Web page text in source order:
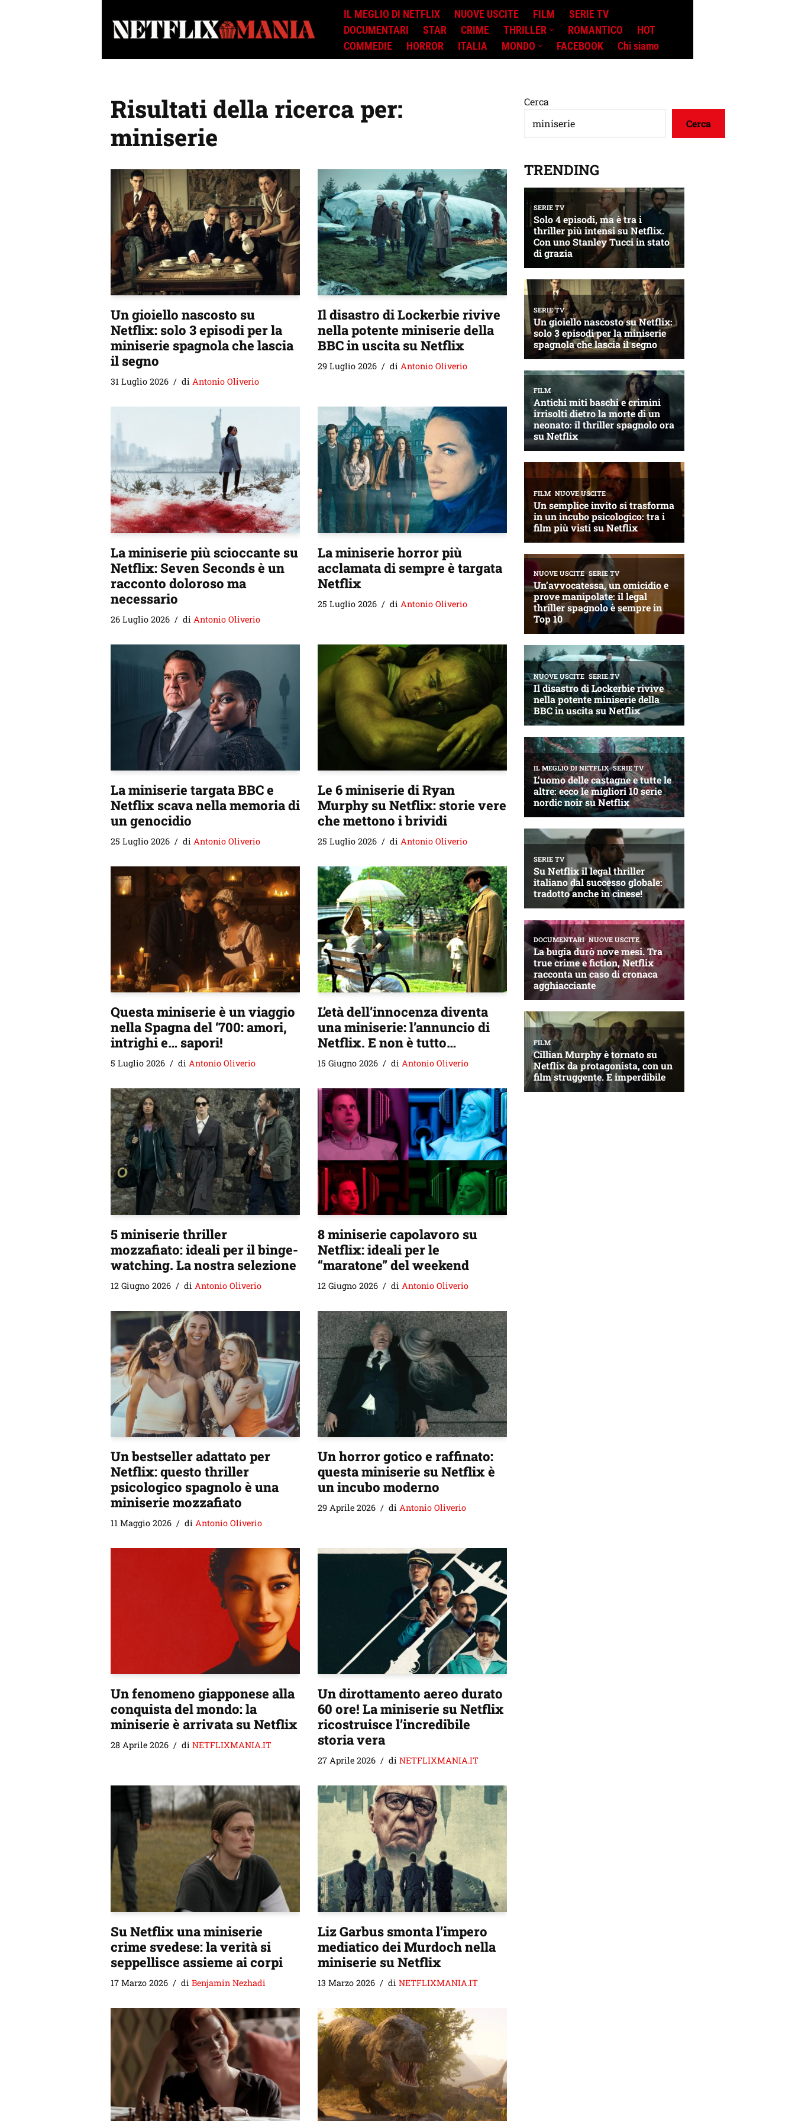
Vai
contenuto
IL MEGLIO DI NETFLIX NUOVE USCITE FILM
SERIE TV
DOCUMENTARI
STAR CRIME THRILLER ROMANTICO
HOT
COMMEDIE
HORROR ITALIA MONDO FACEBOOK Chi siamo
Risultati della ricerca per:
miniserie
Un gioiello nascosto su
Netflix: solo 3 episodi per la
miniserie spagnola che lascia
il segno
31 Luglio 2026 di Antonio Oliverio
Il disastro di Lockerbie rivive
nella potente miniserie della
BBC in uscita su Netflix
29 Luglio 2026 di Antonio Oliverio
La miniserie più scioccante su
Netflix: Seven Seconds è un
racconto doloroso ma
necessario
26 Luglio 2026 di Antonio Oliverio
La miniserie horror più
acclamata di sempre è targata
Netflix
25 Luglio 2026 di Antonio Oliverio
La miniserie targata BBC e
Netflix scava nella memoria di
un genocidio
25 Luglio 2026 di Antonio Oliverio
Le 6 miniserie di Ryan
Murphy su Netflix: storie vere
che mettono i brividi
25 Luglio 2026 di Antonio Oliverio
Questa miniserie è un viaggio
nella Spagna del ‘700: amori,
intrighi e… sapori!
5 Luglio 2026 di Antonio Oliverio
L’età dell’innocenza diventa
una miniserie: l’annuncio di
Netflix. E non è tutto…
15 Giugno 2026 di Antonio Oliverio
5 miniserie thriller
mozzafiato: ideali per il binge-
watching. La nostra selezione
12 Giugno 2026 di Antonio Oliverio
8 miniserie capolavoro su
Netflix: ideali per le
“maratone” del weekend
12 Giugno 2026 di Antonio Oliverio
Un bestseller adattato per
Netflix: questo thriller
psicologico spagnolo è una
miniserie mozzafiato
11 Maggio 2026 di Antonio Oliverio
Un horror gotico e raffinato:
questa miniserie su Netflix è
un incubo moderno
29 Aprile 2026 di Antonio Oliverio
Un fenomeno giapponese alla
conquista del mondo: la
miniserie è arrivata su Netflix
28 Aprile 2026 di NETFLIXMANIA.IT
Un dirottamento aereo durato
60 ore! La miniserie su Netflix
ricostruisce l’incredibile
storia vera
27 Aprile 2026 di NETFLIXMANIA.IT
Su Netflix una miniserie
crime svedese: la verità si
seppellisce assieme ai corpi
17 Marzo 2026 di Benjamin Nezhadi
Liz Garbus smonta l’impero
mediatico dei Murdoch nella
miniserie su Netflix
13 Marzo 2026 di NETFLIXMANIA.IT
Cerca
Cerca
TRENDING